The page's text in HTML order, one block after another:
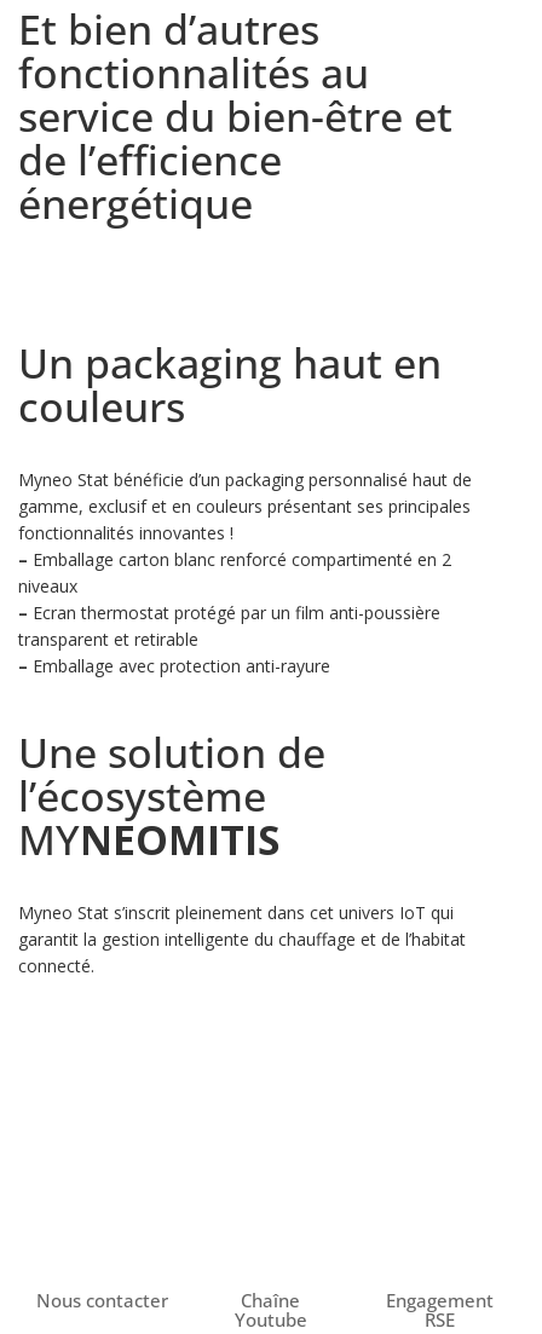
Et bien d’autres
fonctionnalités au
service du bien-être et
de l’efficience
énergétique
Un packaging haut en
couleurs
Myneo Stat bénéficie d’un packaging personnalisé haut de
gamme, exclusif et en couleurs présentant ses principales
fonctionnalités innovantes !
– Emballage carton blanc renforcé compartimenté en 2
niveaux
– Ecran thermostat protégé par un film anti-poussière
transparent et retirable
– Emballage avec protection anti-rayure
Une solution de
l’écosystème
MYNEOMITIS
Myneo Stat s’inscrit pleinement dans cet univers IoT qui
garantit la gestion intelligente du chauffage et de l’habitat
connecté.
Nous contacter
Chaîne
Youtube
Engagement
RSE